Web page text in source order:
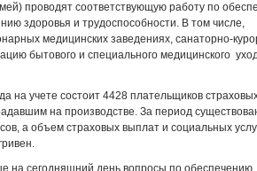
проводят соответствующую работу по
здоровья и трудоспособности. В том числе,
медицинских заведениях, санаторно-
бытового и специального медицинского
на учете состоит 4428 плательщиков
на производстве. За период
а объем страховых выплат и социальных
на сегодняшний день вопросы по обеспечению